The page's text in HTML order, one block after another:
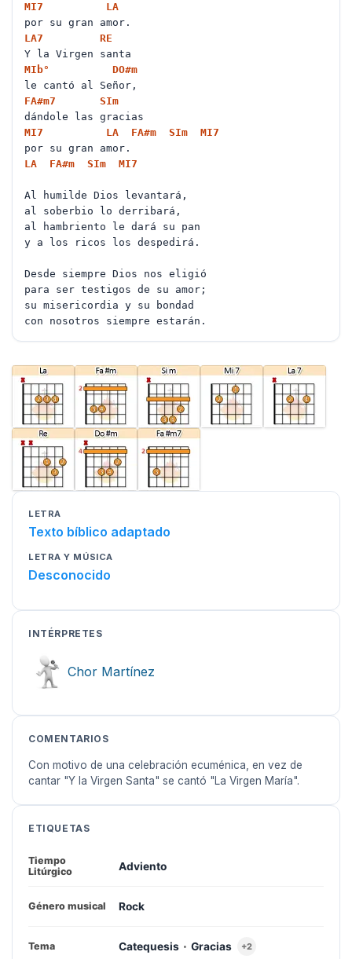
MI7
LA
por su gran amor.
LA7
RE
Y la Virgen santa
MIb° DO#m
le cantó al Señor,
FA#m7 SIm
dándole las gracias
MI7 LA FA#m SIm MI7
por su gran amor.
LA
FA#m SIm MI7
Al humilde Dios levantará,
al soberbio lo derribará,
al hambriento le dará su pan
y a los ricos los despedirá.
Desde siempre Dios nos eligió
para ser testigos de su amor;
su misericordia y su bondad
con nosotros siempre estarán.
LETRA
Texto bíblico adaptado
LETRA Y MÚSICA
Desconocido
INTÉRPRETES
Chor Martínez
COMENTARIOS
Con motivo de una celebración ecuménica, en vez de
cantar "Y la Virgen Santa" se cantó "La Virgen María".
ETIQUETAS
Tiempo
Litúrgico
Adviento
Género musical Rock
Tema Catequesis · Gracias +2